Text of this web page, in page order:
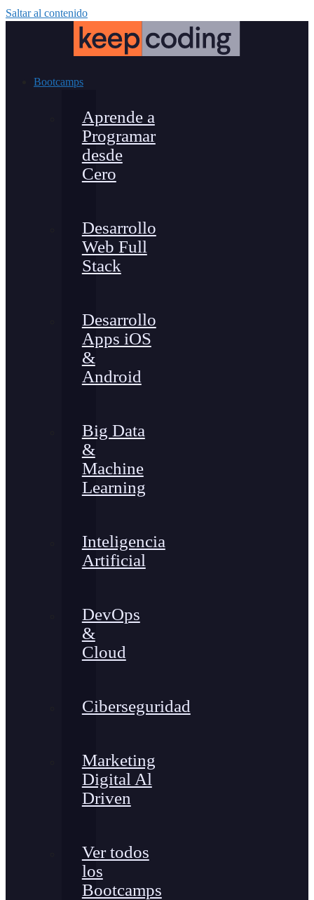
Saltar al contenido
Bootcamps
Aprende a
Programar
desde
Cero
Desarrollo
Web Full
Stack
Desarrollo
Apps iOS
&
Android
Big Data
&
Machine
Learning
Inteligencia
Artificial
DevOps
&
Cloud
Ciberseguridad
Marketing
Digital Al
Driven
Ver todos
los
Bootcamps